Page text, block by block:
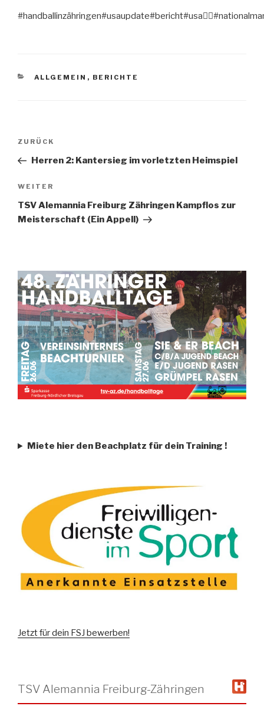
ALLGEMEIN , BERICHTE
ZURÜCK
Herren 2: Kantersieg im vorletzten Heimspiel
WEITER
TSV Alemannia Freiburg Zähringen Kampflos zur
Meisterschaft (Ein Appell)
Miete hier den Beachplatz für dein Training !
Jetzt für dein FSJ bewerben!
TSV Alemannia Freiburg-Zähringen